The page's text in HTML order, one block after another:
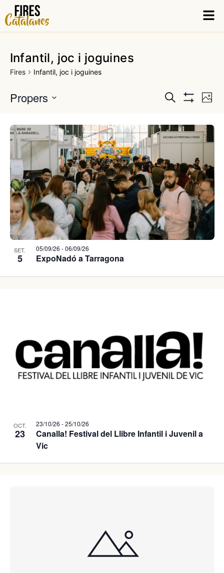
Infantil, joc i joguines
Fires Infantil, joc i joguines
visual
i
cerca
Cerca
de
Foto
Propers
SET.
5
05/09/26 -06/09/26
ExpoNadó a Tarragona
OCT.
23
23/10/26 -25/10/26
Canalla! Festival del Llibre Infantil i Juvenil a
Vic